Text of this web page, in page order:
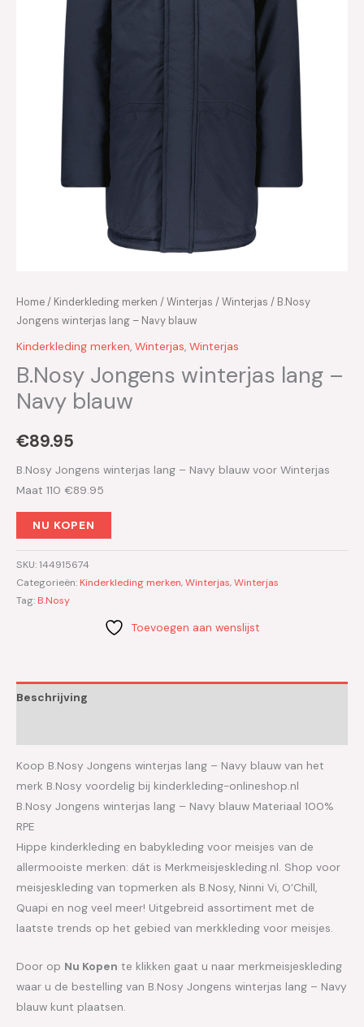
Home/ Kinderkleding merken /Winterjas /Winterjas / B.Nosy
Jongens winterjas lang – Navy blauw
Kinderkleding merken, Winterjas, Winterjas
B.Nosy Jongens winterjas lang –
Navy blauw
€89.95
B.Nosy Jongens winterjas lang – Navy blauw voor Winterjas
Maat 110 €89.95
NU KOPEN
SKU:144915674
Categorieën: Kinderkleding merken,Winterjas,Winterjas
Tag: B.Nosy
Toevoegen aan wenslijst
Beschrijving
Koop B.Nosy Jongens winterjas lang – Navy blauw van het
merk B.Nosy voordelig bij kinderkleding-onlineshop.nl
B.Nosy Jongens winterjas lang – Navy blauw Materiaal 100%
RPE
Hippe kinderkleding en babykleding voor meisjes van de
allermooiste merken: dát is Merkmeisjeskleding.nl. Shop voor
meisjeskleding van topmerken als B.Nosy, Ninni Vi, O’Chill,
Quapi en nog veel meer! Uitgebreid assortiment met de
laatste trends op het gebied van merkkleding voor meisjes.
Door op Nu Kopen te klikken gaat u naar merkmeisjeskleding
waar u de bestelling van B.Nosy Jongens winterjas lang – Navy
blauw kunt plaatsen.